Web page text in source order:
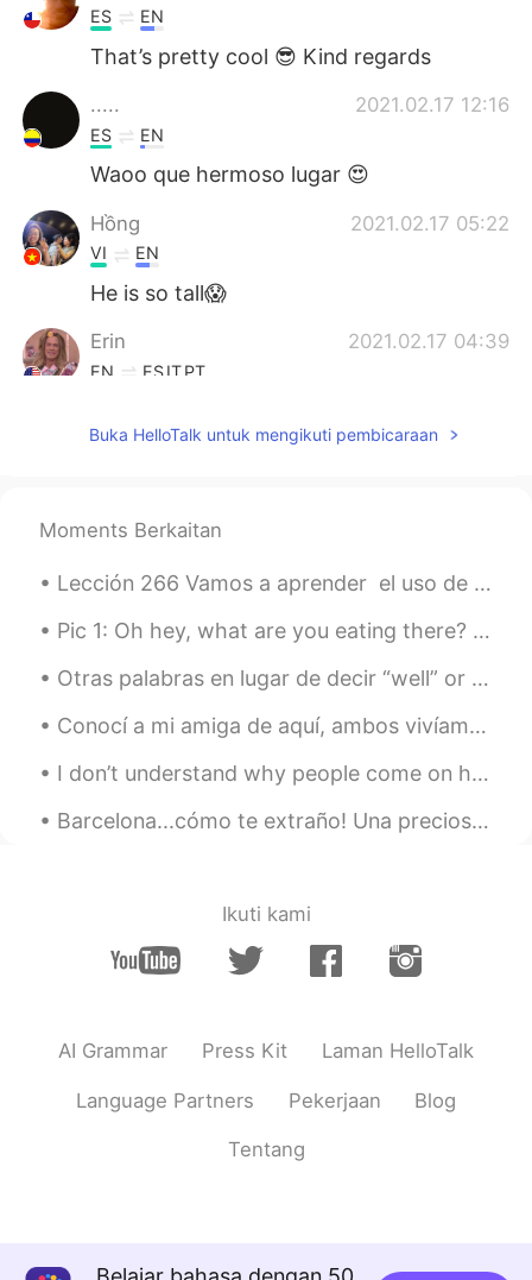
ES EN
That’s pretty cool 😎 Kind regards
..... 2021.02.17 12:16
ES EN
Waoo que hermoso lugar 😍
Hồng 2021.02.17 05:22
VI EN
He is so tall😱
Erin 2021.02.17 04:39
EN ESITPT
How many rocks in rocky mountain ?
Buka HelloTalk untuk mengikuti pembicaraan
Moments Berkaitan
Lección 266 Vamos a aprender el uso de unas palabras en inglés juntos: on / in / at -Hey, ha...
Pic 1: Oh hey, what are you eating there? It looks good. 😍 Pic 2: Huh? Me? No no, nothing. Don't...
Otras palabras en lugar de decir “well” or “good.” Wonderful: maravilloso Fantastic: fantástic...
Conocí a mi amiga de aquí, ambos vivíamos en la misma ciudad de México. Yo soy de Estados Unidos,...
I don’t understand why people come on here to flirt. Like bro I live on the other side of the wor...
Barcelona...cómo te extraño! Una preciosura de ciudad os lo digo yo! Buenas noches, Dios os a...
Ikuti kami
AI Grammar Press Kit Laman HelloTalk
Language Partners Pekerjaan Blog
Tentang